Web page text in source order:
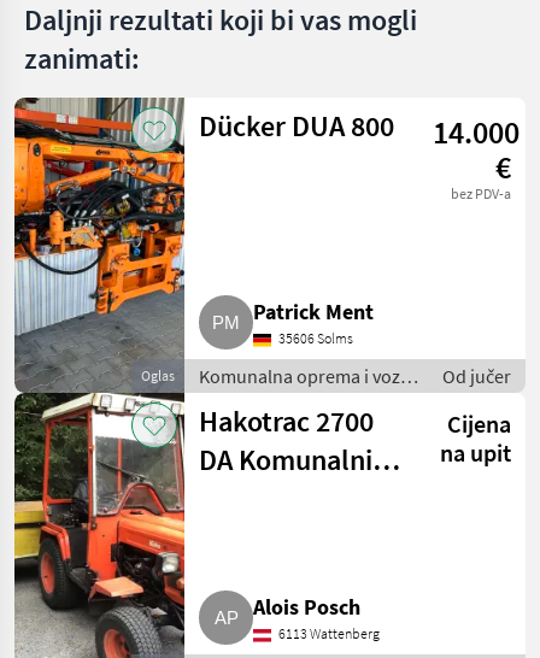
Daljnji rezultati koji bi vas mogli
zanimati:
Oglas
Dücker DUA 800
14.000
€
bez PDV-a
Patrick Ment
35606 Solms
Komunalna oprema i vozila
/ Kosilice za nagibe
Od jučer
Hakotrac 2700
DA Komunalni
Cijena
na upit
Alois Posch
6113 Wattenberg